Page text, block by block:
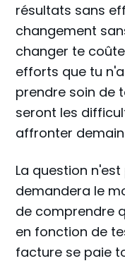
résultats sans
changement
changer te
efforts que tu
prendre soin de
seront les
affronter
La question
demandera le
de comprendre
en fonction de
facture se paie